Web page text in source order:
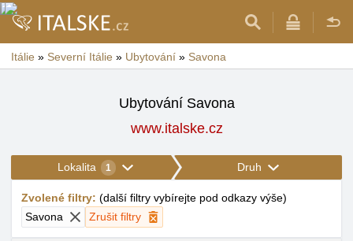
Itálie » Severní Itálie » Ubytování » Savona
Ubytování Savona
www.italske.cz
Lokalita 1 Druh
Zvolené filtry: (další filtry vybírejte pod odkazy výše)
Savona
Zrušit filtry